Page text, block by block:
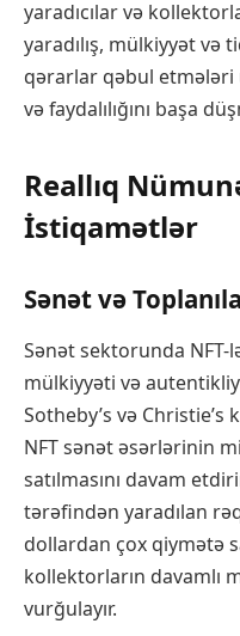
yaradıcılar və
yaradılış, mülkiyyət və
qərarlar qəbul etmələri
və faydalılığını başa
Reallıq
İstiqamətlər
Sənət və
Sənət sektorunda NFT-
mülkiyyəti və
Sotheby’s və Christie’s
NFT sənət əsərlərinin
satılmasını davam
tərəfindən yaradılan
dollardan çox qiymətə
kollektorların davamlı
vurğulayır.